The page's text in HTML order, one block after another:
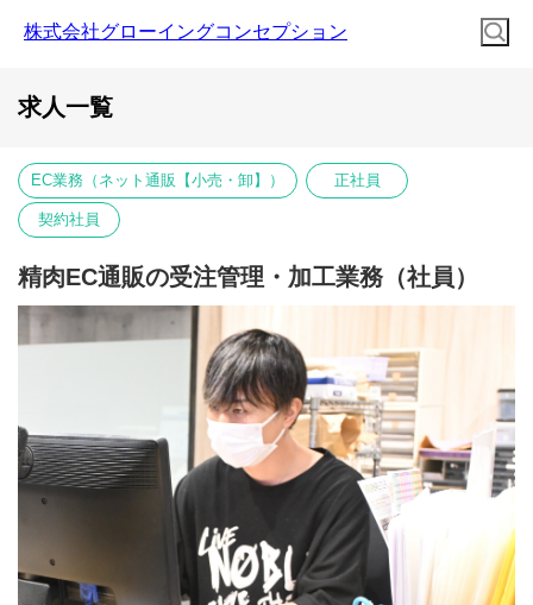
株式会社グローイングコンセプション
求人一覧
EC業務（ネット通販【小売・卸】） 正社員
契約社員
精肉EC通販の受注管理・加工業務（社員）